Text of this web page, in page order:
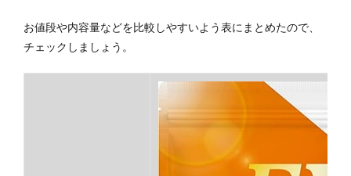
お値段や内容量などを比較しやすいよう表にまとめたので、
チェックしましょう。